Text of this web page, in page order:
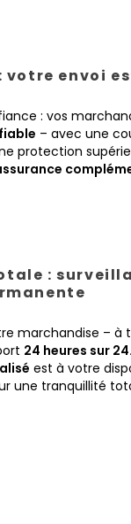
envoi
: vos
– avec une
protection
:
marchandise – à
24 heures sur 24.
est à votre
une tranquillité